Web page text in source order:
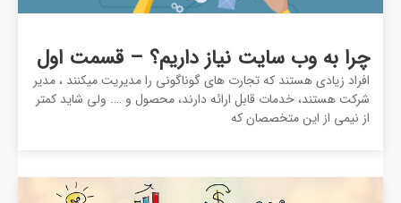
چرا به وب سایت نیاز داریم؟ – قسمت اول
افراد زیادی هستند که تجارت های گوناگونی را مدیریت میکنند ، مدیر
شرکت هستند، خدمات قابل ارائه دارند، محصول و …. ولی شاید کمتر
از نیمی از این متخصصان که